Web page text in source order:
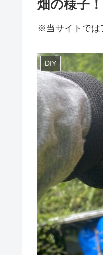
畑の様子
※当サイトでは
DIY